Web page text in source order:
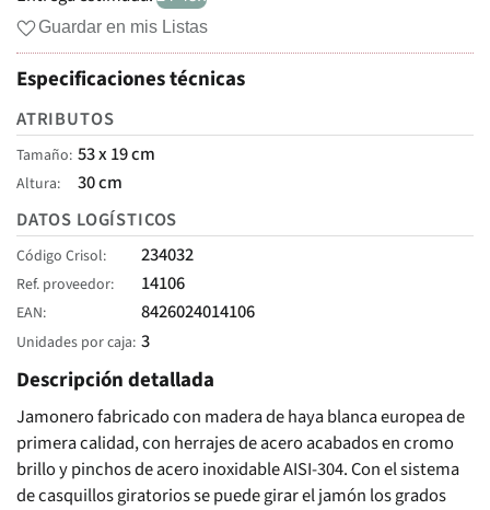
Guardar en mis Listas
Especificaciones técnicas
ATRIBUTOS
Tamaño 53 x 19 cm
Altura
30 cm
DATOS LOGÍSTICOS
Código Crisol 234032
Ref. proveedor 14106
EAN 8426024014106
Unidades por caja 3
Descripción detallada
Jamonero fabricado con madera de haya blanca europea de
primera calidad, con herrajes de acero acabados en cromo
brillo y pinchos de acero inoxidable AISI-304. Con el sistema
de casquillos giratorios se puede girar el jamón los grados